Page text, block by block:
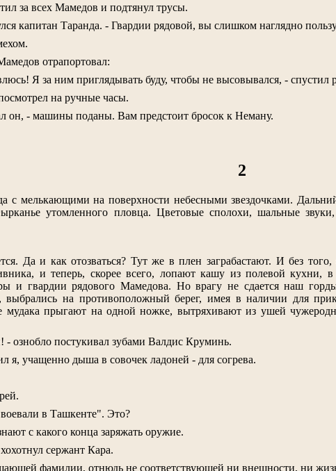
за всех Мамедов и подтянул трусы.
капитан Таранда. - Гвардии рядовой, вы слишком наглядно
отрапортовал:
Я за ним приглядывать буду, чтобы не высовывался, - спустил
на ручные часы.
он, - машины поданы. Вам предстоит бросок к Неману.
2
с мелькающими на поверхности небесными звездочками.
утомленного пловца. Цветовые сполохи, шальные
Да и как отозваться? Тут же в плен заграбастают. И без
и теперь, скорее всего, лопают кашу из полевой
и гвардии рядового Мамедова. Но врагу не сдается наш
выбрались на противоположный берег, имея в наличии для
мудака прыгают на одной ножке, вытряхивают из ушей
ознобло постукивал зубами Валдис Круминь.
я, учащенно дыша в совочек ладоней - для согрева.
в Ташкенте". Это?
с какого конца заряжать оружие.
сержант Кара.
фамилии, отнюдь не соответствующей ни внешности, ни